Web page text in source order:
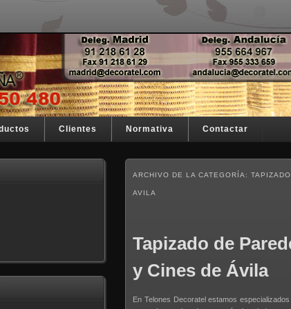
razón de ser
Clientes Normativa Contactar
ARCHIVO DE LA CATEGORÍA:
AVILA
Tapizado de
y Cines de Ávila
En Telones Decoratel estamos